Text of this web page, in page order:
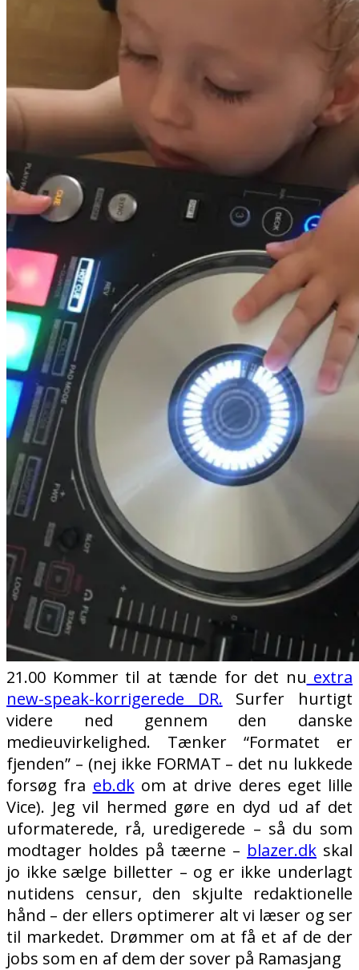
21.00 Kommer til at tænde for det nu extra
new-speak-korrigerede DR. Surfer hurtigt
videre ned gennem den danske
medieuvirkelighed. Tænker “Formatet er
fjenden” – (nej ikke FORMAT – det nu lukkede
forsøg fra eb.dkom at drive deres eget lille
Vice). Jeg vil hermed gøre en dyd ud af det
uformaterede, rå, uredigerede – så du som
modtager holdes på tæerne – blazer.dk skal
jo ikke sælge billetter – og er ikke underlagt
nutidens censur, den skjulte redaktionelle
hånd – der ellers optimerer alt vi læser og ser
til markedet. Drømmer om at få et af de der
jobs som en af dem der sover på Ramasjang